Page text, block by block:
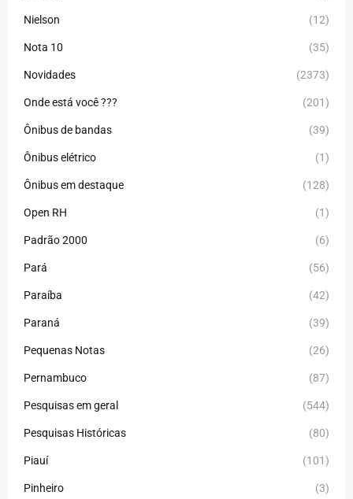
Nielson (12)
Nota 10 (35)
Novidades (2373)
Onde está você ??? (201)
Ônibus de bandas (39)
Ônibus elétrico (1)
Ônibus em destaque (128)
Open RH (1)
Padrão 2000 (6)
Pará (56)
Paraíba (42)
Paraná (39)
Pequenas Notas (26)
Pernambuco (87)
Pesquisas em geral (544)
Pesquisas Históricas (80)
Piauí (101)
Pinheiro (3)